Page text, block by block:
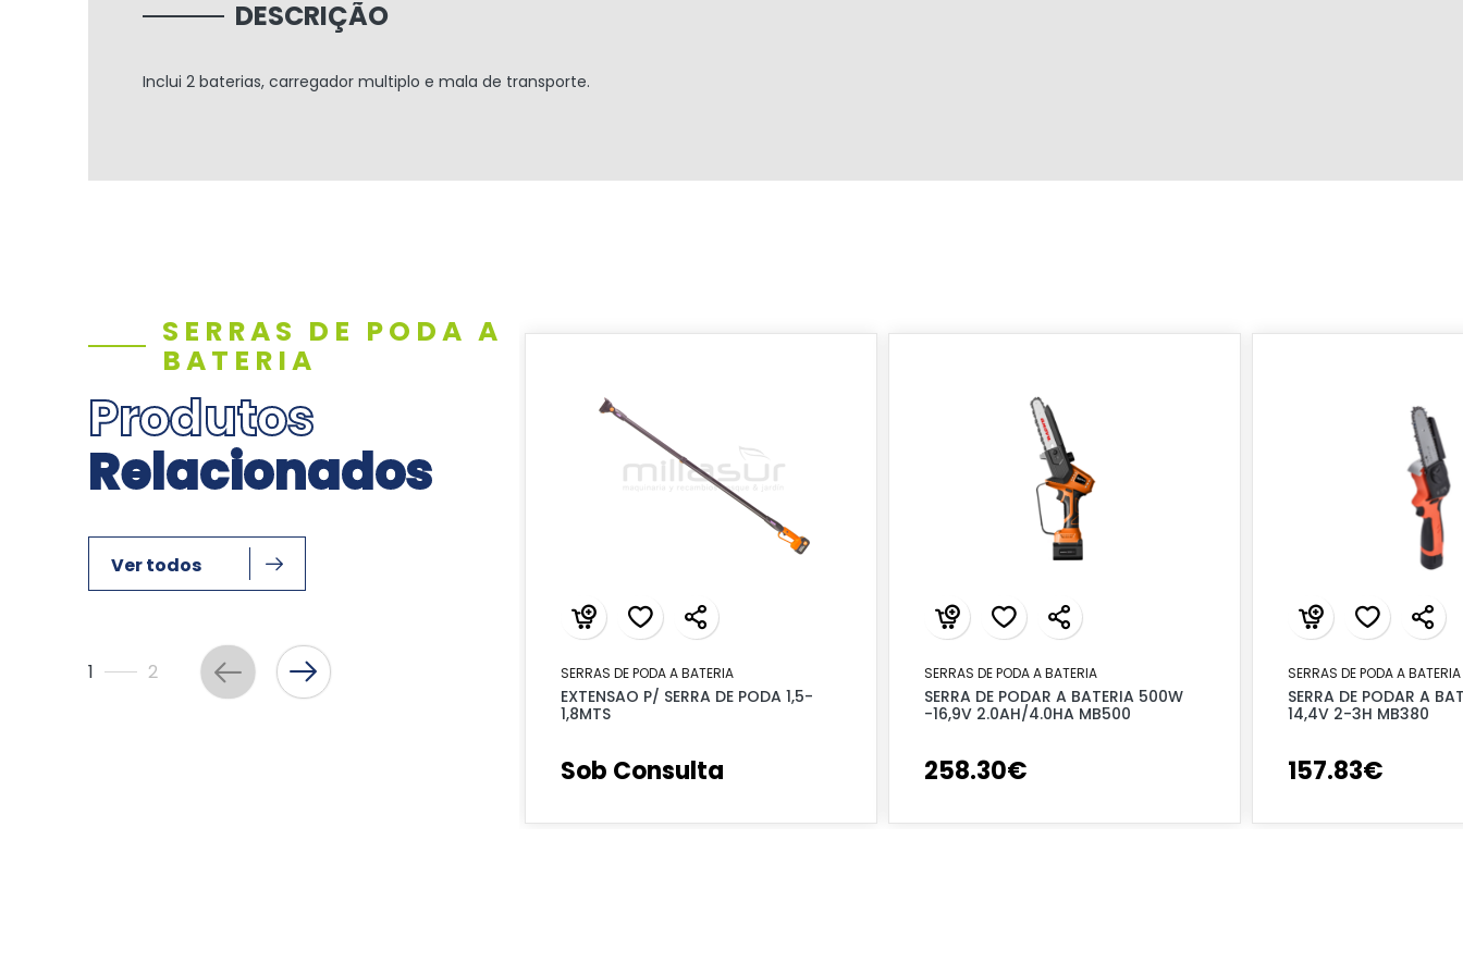
DESCRIÇÃO
Inclui 2 baterias, carregador multiplo e mala de transporte.
SERRAS DE PODA A
BATERIA
Produtos
Relacionados
Ver todos
1 2 SERRAS DE PODA A BATERIA
EXTENSAO P/ SERRA DE PODA 1,5-
1,8MTS
Sob Consulta
SERRAS DE PODA A BATERIA
SERRA DE PODAR A BATERIA 500W
-16,9V 2.0AH/4.0HA MB500
258.30€
SERRAS DE PODA A BATERIA
SERRA DE PODAR A
14,4V 2-3H MB380
157.83€